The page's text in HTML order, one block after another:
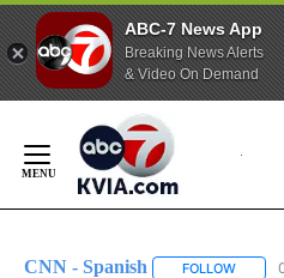
ABC-7 News App
Breaking News Alerts
& Video On Demand
Content
CNN - Spanish FOLLOW